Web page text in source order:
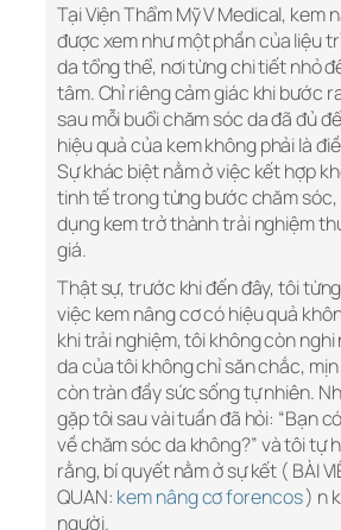
Tại Viện Thẩm Mỹ V Medical, kem
được xem như một phần của liệu
da tổng thể, nơi từng chi tiết nhỏ
tâm. Chỉ riêng cảm giác khi bước
sau mỗi buổi chăm sóc da đã đủ
hiệu quả của kem không phải là
Sự khác biệt nằm ở việc kết hợp
tinh tế trong từng bước chăm sóc,
dụng kem trở thành trải nghiệm
giá.
Thật sự, trước khi đến đây, tôi
việc kem nâng cơ có hiệu quả
khi trải nghiệm, tôi không còn nghi
da của tôi không chỉ săn chắc,
còn tràn đầy sức sống tự nhiên.
gặp tôi sau vài tuần đã hỏi: “Bạn
về chăm sóc da không?” và tôi tự
rằng, bí quyết nằm ở sự kết ( BÀI
QUAN: kem nâng cơ forencos) n
người.